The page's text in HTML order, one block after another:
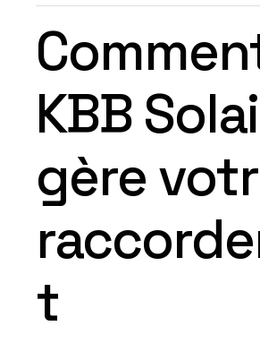
KBB
gère
t